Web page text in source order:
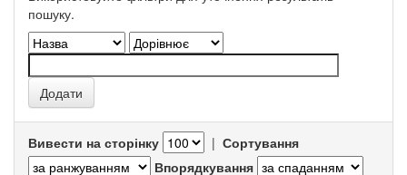
пошуку.
Вивести на сторінку | Сортування
Впорядкування